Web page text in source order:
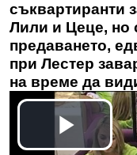
съквартиранти
Лили и Цеце, но
предаването,
при Лестер
на време да